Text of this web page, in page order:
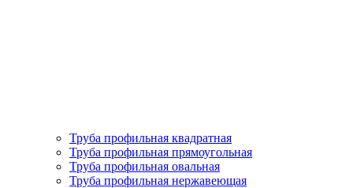
Труба профильная квадратная
Труба профильная прямоугольная
Труба профильная овальная
Труба профильная нержавеющая